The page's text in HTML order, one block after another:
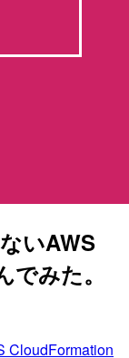
いAWS
みた。
CloudFormation